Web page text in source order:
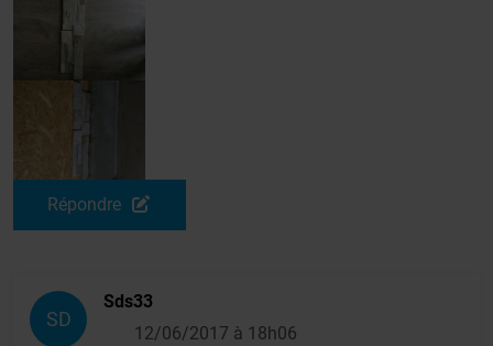
Répondre
SD
Sds33
12/06/2017 à 18h06